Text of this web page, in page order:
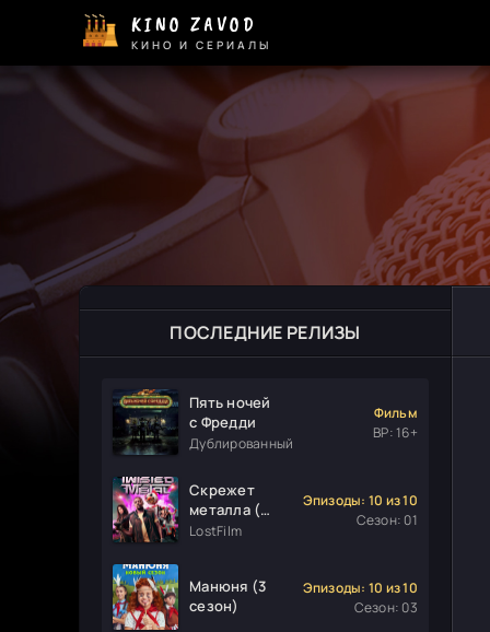
KINO ZAVOD
КИНО И СЕРИАЛЫ
ПОСЛЕДНИЕ РЕЛИЗЫ
Пять ночей
с Фредди
Дублированный
Фильм
ВР: 16+
Скрежет
металла (1
сезон)
LostFilm
Эпизоды: 10 из 10
Сезон: 01
Манюня (3
сезон)
Эпизоды: 10 из 10
Сезон: 03